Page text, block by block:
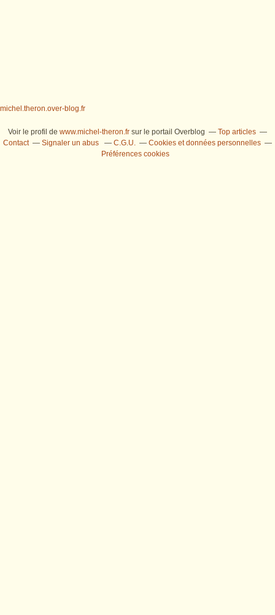
michel.theron.over-blog.fr
Voir le profil de www.michel-theron.fr sur le portail Overblog
Top articles
Contact
Signaler un abus C.G.U.
Cookies et données personnelles
Préférences cookies